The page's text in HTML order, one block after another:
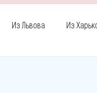
Из Львова Из